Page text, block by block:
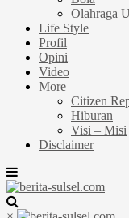
Olahraga
Life Style
Profil
Opini
Video
More
Citizen
Hiburan
Visi – Misi
Disclaimer